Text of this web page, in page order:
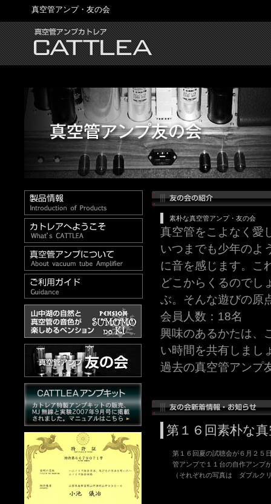
真空管アンプ・友の会
素朴な真空管アンプ・友の会
真空管をこよなく愛
いつまでも少年のよ
に音を感じます。こ
どこからくるのでし
ぶ。そんな遊びの原
会員人数：18名
興味のあるかたは、
い時間を共有しまし
過去の真空管アンプ
第１６回素朴な
第１６回夏の試聴会が６月２５
管アンプで１１台の自作アンプ
（それぞれの写真は ダブルク